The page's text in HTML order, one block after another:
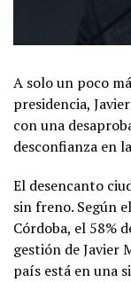
A solo un poco
presidencia,
con una
desconfianza en
El desencanto
sin freno. Según
Córdoba, el 58%
gestión de Javier
país está en una